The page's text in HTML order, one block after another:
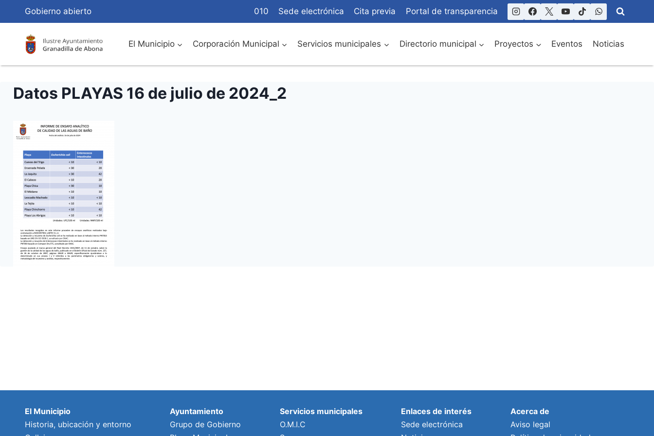
Contenido
Gobierno abierto 010 Sede electrónica Cita previa Portal de transparencia
El Municipio Corporación Municipal Servicios municipales Directorio municipal Proyectos Eventos Noticias
Datos PLAYAS 16 de julio de 2024_2
El Municipio
Historia, ubicación y entorno
Ayuntamiento
Grupo de Gobierno
Servicios municipales
O.M.I.C
Enlaces de interés
Sede electrónica
Acerca de
Aviso legal